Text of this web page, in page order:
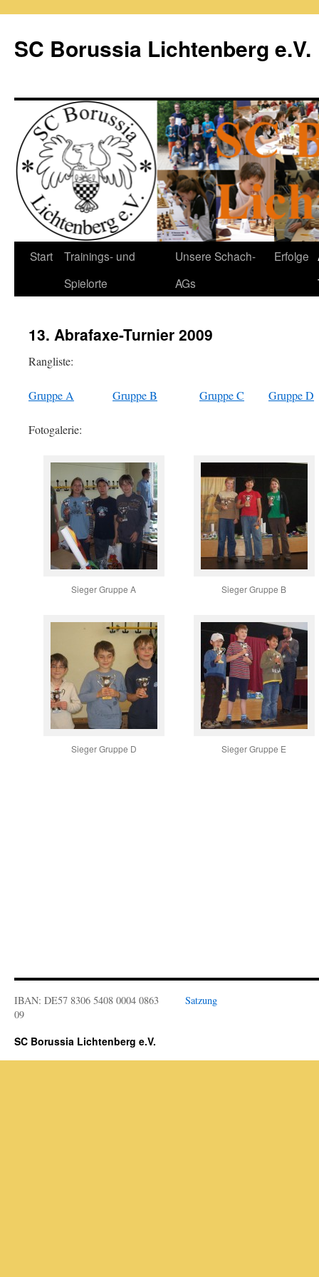
springen
SC Borussia Lichtenberg e.V.
Start
Trainings- und
Spielorte
Unsere Schach-
AGs
Erfolge
13. Abrafaxe-Turnier 2009
Rangliste:
Gruppe A Gruppe B Gruppe C Gruppe D
Fotogalerie:
Sieger Gruppe A Sieger Gruppe B
Sieger Gruppe D Sieger Gruppe E
IBAN: DE57 8306 5408 0004 0863
09
Satzung
SC Borussia Lichtenberg e.V.